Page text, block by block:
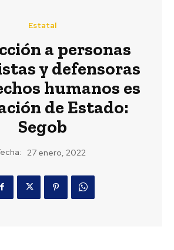
Estatal
a personas
y defensoras
humanos es
de Estado:
Segob
27 enero, 2022